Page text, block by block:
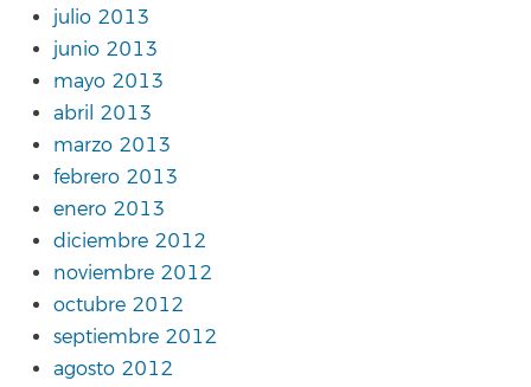
julio 2013
junio 2013
mayo 2013
abril 2013
marzo 2013
febrero 2013
enero 2013
diciembre 2012
noviembre 2012
octubre 2012
septiembre 2012
agosto 2012